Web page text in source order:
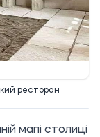
ресторан
мапі столиці